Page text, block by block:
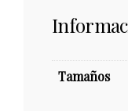
Tamaños